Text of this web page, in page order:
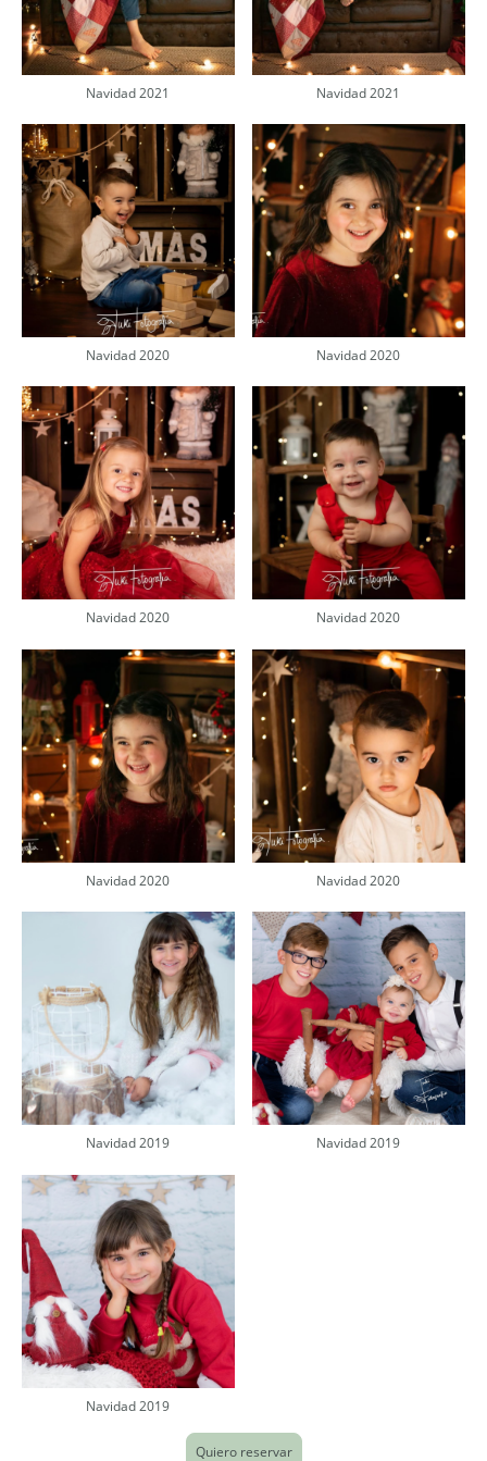
Navidad 2021 Navidad 2021
Navidad 2020 Navidad 2020
Navidad 2020 Navidad 2020
Navidad 2020 Navidad 2020
Navidad 2019 Navidad 2019
Navidad 2019
Quiero reservar